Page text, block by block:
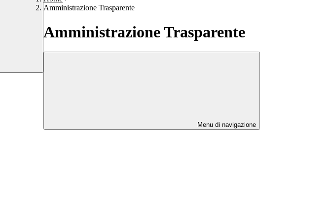
Amministrazione Trasparente
Amministrazione Trasparente
Menu di navigazione